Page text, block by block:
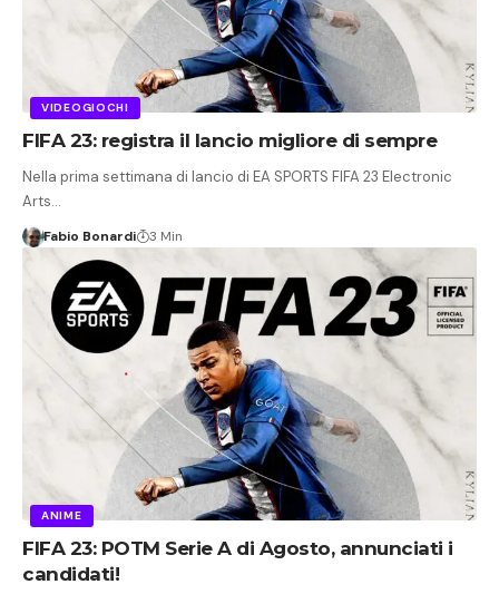
VIDEOGIOCHI
FIFA 23: registra il lancio migliore di sempre
Nella prima settimana di lancio di EA SPORTS FIFA 23 Electronic
Arts…
Fabio Bonardi 3 Min
ANIME
FIFA 23: POTM Serie A di Agosto, annunciati i
candidati!